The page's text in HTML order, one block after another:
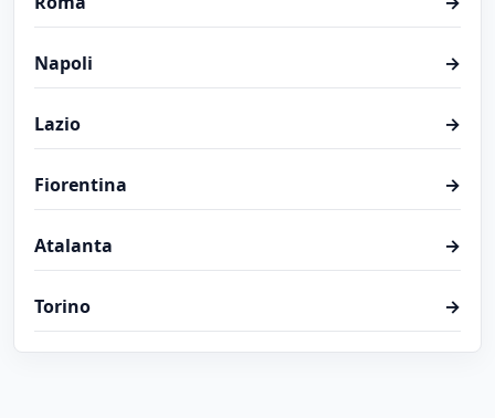
Napoli →
Lazio →
Fiorentina →
Atalanta →
Torino →